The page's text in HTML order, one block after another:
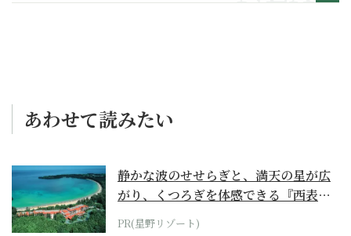
あわせて読みたい
静かな波のせせらぎと、満天の星が広
がり、くつろぎを体感できる『西表島
ホテル by...
PR(星野リゾート)